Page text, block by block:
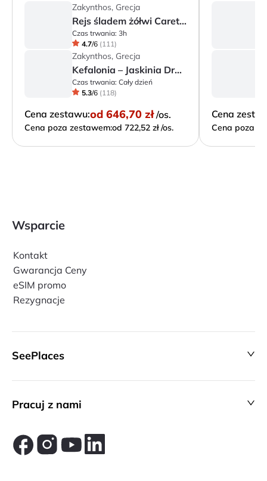
Zakynthos, Grecja
Rejs śladem żółwi Caretta – jaskinie Keri i wyspa Marathonisi
Czas trwania: 3h
4.7/6 (111)
Zakynthos, Grecja
Kefalonia – Jaskinia Drogarati, Jezioro Melissani i Assos
Czas trwania: Cały dzień
5.3/6 (118)
Cena zestawu:od 646,70 zł /os.
Cena poza zestawem:od 722,52 zł /os.
Cena
Cena poza
Wsparcie
Kontakt
Gwarancja Ceny
eSIM promo
Rezygnacje
SeePlaces
Pracuj z nami